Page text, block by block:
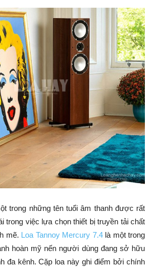
trong những tên tuổi âm thanh được rất
trong việc lựa chọn thiết bị truyền tải chất
mẽ. Loa Tannoy Mercury 7.4là một trong
hoàn mỹ nến người dùng đang sở hữu
đa kênh. Cặp loa này ghi điểm bởi chính